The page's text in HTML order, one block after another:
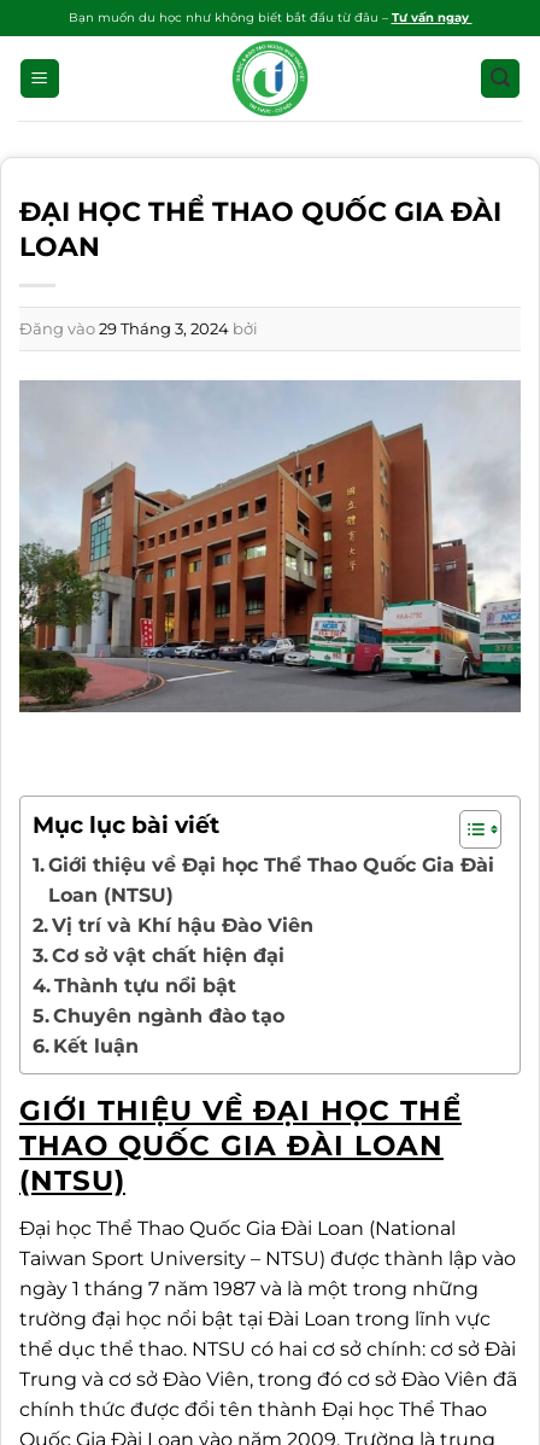
qua
dung
Bạn muốn du học như không biết bắt đầu từ đâu – Tư vấn ngay
ĐẠI HỌC THỂ THAO QUỐC GIA ĐÀI
LOAN
Đăng vào29 Tháng 3, 2024 bởi
Mục lục bài viết
Giới thiệu về Đại học Thể Thao Quốc Gia Đài
Loan (NTSU)
Vị trí và Khí hậu Đào Viên
Cơ sở vật chất hiện đại
Thành tựu nổi bật
Chuyên ngành đào tạo
Kết luận
GIỚI THIỆU VỀ ĐẠI HỌC THỂ
THAO QUỐC GIA ĐÀI LOAN
(NTSU)
Đại học Thể Thao Quốc Gia Đài Loan (National
Taiwan Sport University – NTSU) được thành lập vào
ngày 1 tháng 7 năm 1987 và là một trong những
trường đại học nổi bật tại Đài Loan trong lĩnh vực
thể dục thể thao. NTSU có hai cơ sở chính: cơ sở Đài
Trung và cơ sở Đào Viên, trong đó cơ sở Đào Viên đã
chính thức được đổi tên thành Đại học Thể Thao
Quốc Gia Đài Loan vào năm 2009. Trường là trung